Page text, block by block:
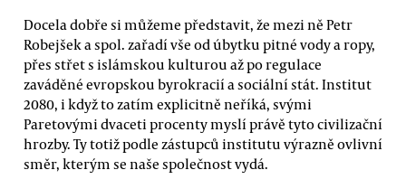
Docela dobře si můžeme představit, že mezi ně Petr
Robejšek a spol. zařadí vše od úbytku pitné vody a ropy,
přes střet s islámskou kulturou až po regulace
zaváděné evropskou byrokracií a sociální stát. Institut
2080, i když to zatím explicitně neříká, svými
Paretovými dvaceti procenty myslí právě tyto civilizační
hrozby. Ty totiž podle zástupců institutu výrazně ovlivní
směr, kterým se naše společnost vydá.